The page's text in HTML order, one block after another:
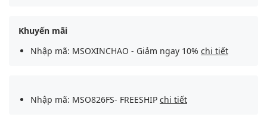
Khuyến mãi
Nhập mã: MSOXINCHAO - Giảm ngay 10% chi tiết
Nhập mã: MSO826FS- FREESHIP chi tiết